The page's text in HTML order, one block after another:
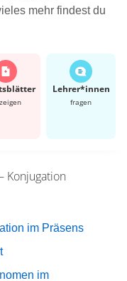
mehr findest du
Lehrer*​innen
fragen
Konjugation
im Präsens
im